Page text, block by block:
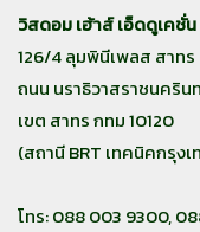
วิสดอม เฮ้าส์ เอ็ดดูเคชั่
126/4 ลุมพินีเพลส สาทร
ถนน นราธิวาสราชนคริน
เขต สาทร กทม 10120
(สถานี BRT เทคนิคกรุง
โทร: 088 003 9300,